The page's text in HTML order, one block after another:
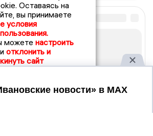
Оставаясь на
вы принимаете
условия
можете настроить
отклонить и
сайт
Принять